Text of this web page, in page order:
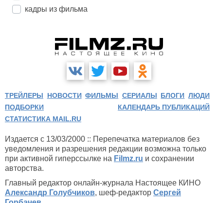
кадры из фильма
ТРЕЙЛЕРЫ НОВОСТИ ФИЛЬМЫ СЕРИАЛЫ БЛОГИ ЛЮДИ
ПОДБОРКИ
КАЛЕНДАРЬ ПУБЛИКАЦИЙ
СТАТИСТИКА MAIL.RU
Издается с 13/03/2000 :: Перепечатка материалов без
уведомления и разрешения редакции возможна только
при активной гиперссылке на Filmz.ru и сохранении
авторства.
Главный редактор онлайн-журнала Настоящее КИНО
Александр Голубчиков, шеф-редактор Сергей